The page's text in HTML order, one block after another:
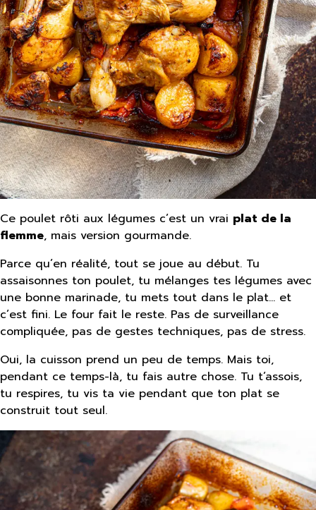
Ce poulet rôti aux légumes c’est un vrai plat de la
flemme, mais version gourmande.
Parce qu’en réalité, tout se joue au début. Tu
assaisonnes ton poulet, tu mélanges tes légumes avec
une bonne marinade, tu mets tout dans le plat… et
c’est fini. Le four fait le reste. Pas de surveillance
compliquée, pas de gestes techniques, pas de stress.
Oui, la cuisson prend un peu de temps. Mais toi,
pendant ce temps-là, tu fais autre chose. Tu t’assois,
tu respires, tu vis ta vie pendant que ton plat se
construit tout seul.